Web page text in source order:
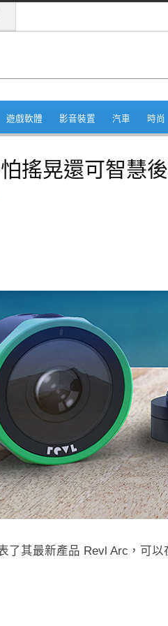
遊戲軟體 影音裝置 汽車 時尚
搖晃還可智慧
了其最新產品 Revl Arc，可